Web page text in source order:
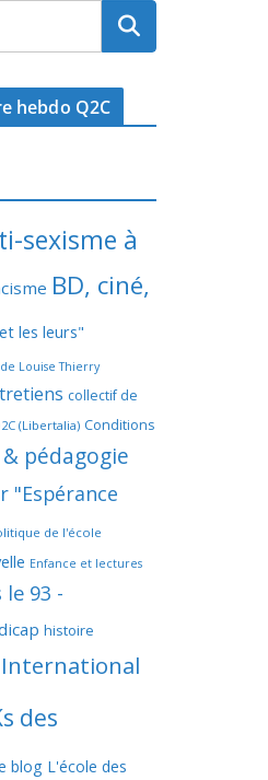
hebdo Q2C
sexisme à
BD, ciné,
les leurs"
Louise Thierry
collectif de
(Libertalia) Conditions
pédagogie
"Espérance
de l'école
Enfance et lectures
93 -
histoire
International
des
blog L'école des